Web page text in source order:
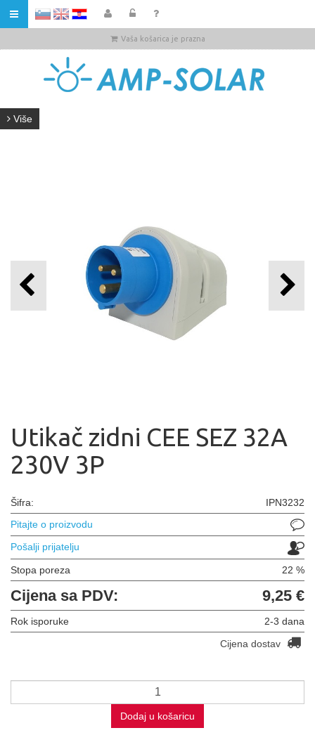
Vaša košarica je prazna
Više
Utikač zidni CEE SEZ 32A
230V 3P
Šifra:
IPN3232
Pitajte o proizvodu
Pošalji prijatelju
Stopa poreza 22 %
Cijena sa PDV: 9,25 €
Rok isporuke
2-3 dana
Cijena dostav
Dodaj u košaricu